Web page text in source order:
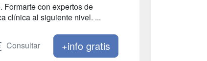
con expertos de
clínica al siguiente nivel. ...
Consultar +info gratis